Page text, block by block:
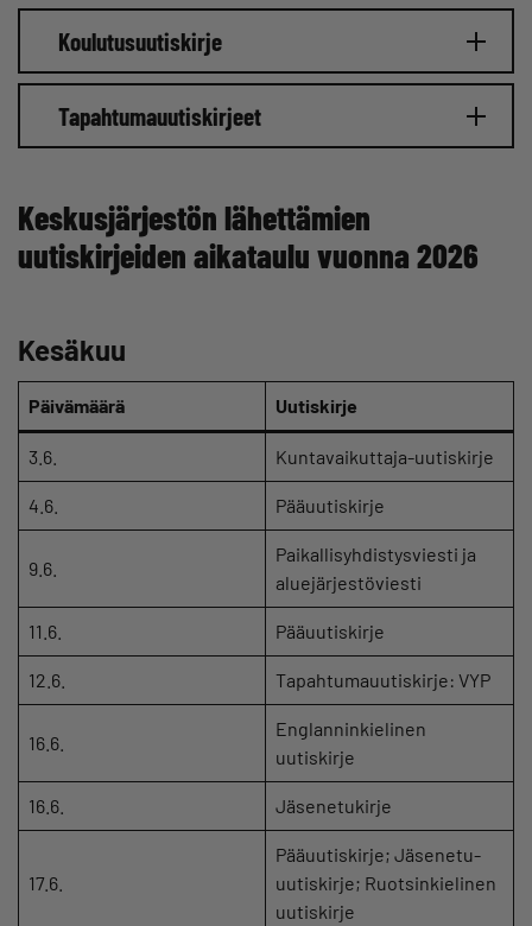
Koulutusuutiskirje
Tapahtumauutiskirjeet
Keskusjärjestön lähettämien
uutiskirjeiden aikataulu vuonna 2026
Kesäkuu
Päivämäärä Uutiskirje
3.6. Kuntavaikuttaja-uutiskirje
4.6. Pääuutiskirje
9.6.
Paikallisyhdistysviesti ja
aluejärjestöviesti
11.6. Pääuutiskirje
12.6. Tapahtumauutiskirje: VYP
16.6.
Englanninkielinen
uutiskirje
16.6. Jäsenetukirje
17.6.
Pääuutiskirje; Jäsenetu-
uutiskirje; Ruotsinkielinen
uutiskirje